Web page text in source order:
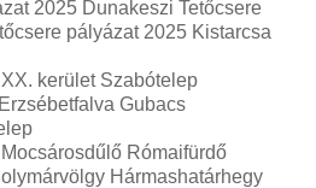
2025 Dunakeszi Tetőcsere
pályázat 2025 Kistarcsa
kerület Szabótelep
Gubacs
Rómaifürdő
Hármashatárhegy